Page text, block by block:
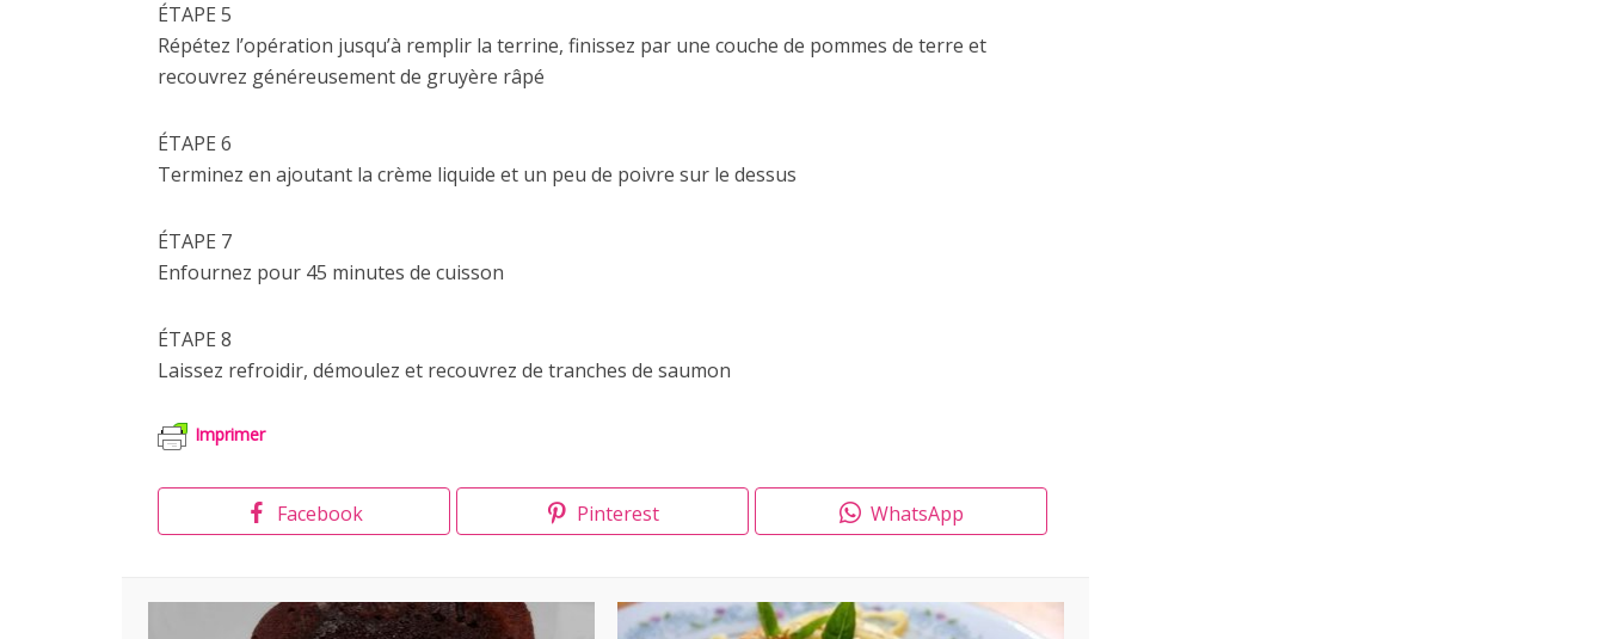
ÉTAPE 5
Répétez l’opération jusqu’à remplir la terrine, finissez par une couche de pommes de terre et
recouvrez généreusement de gruyère râpé
ÉTAPE 6
Terminez en ajoutant la crème liquide et un peu de poivre sur le dessus
ÉTAPE 7
Enfournez pour 45 minutes de cuisson
ÉTAPE 8
Laissez refroidir, démoulez et recouvrez de tranches de saumon
Imprimer
Facebook Pinterest WhatsApp